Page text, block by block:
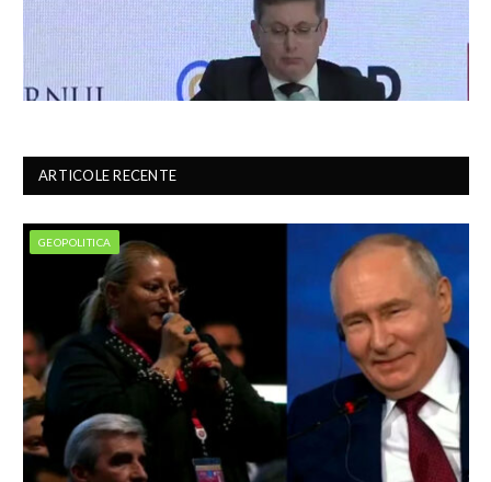
ARTICOLE RECENTE
GEOPOLITICA